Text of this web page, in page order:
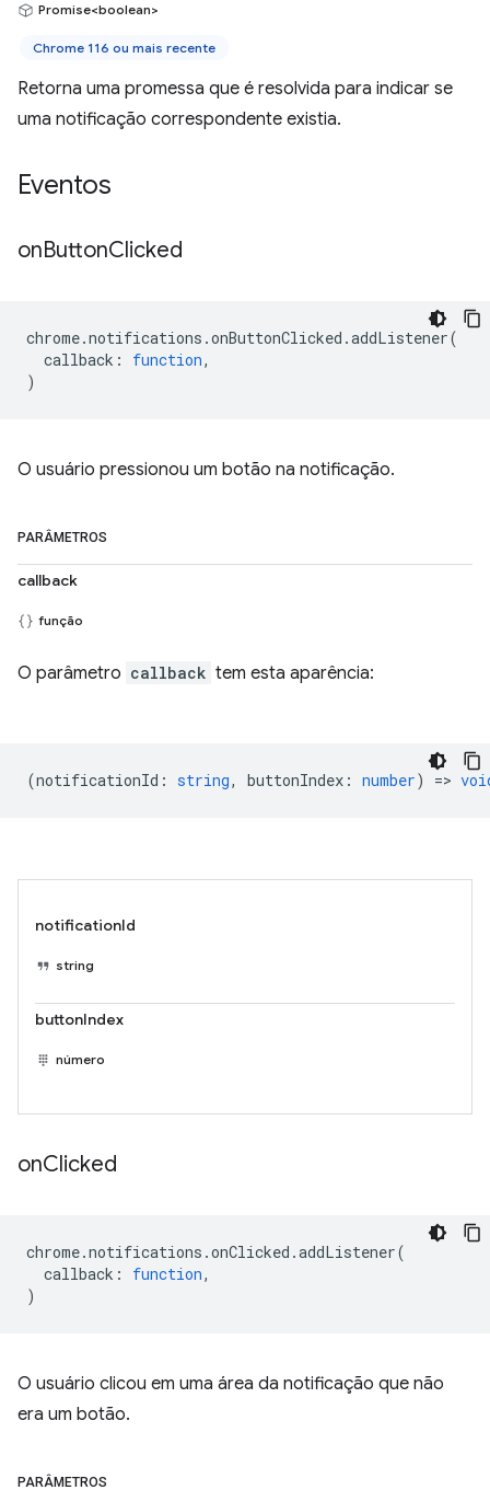
Promise<boolean>
Chrome 116 ou mais recente
Retorna uma promessa que é resolvida para indicar se
uma notificação correspondente existia.
Eventos
onButtonClicked
chrome.notifications .onButtonClicked .addListener(
callback : function,
)
O usuário pressionou um botão na notificação.
PARÂMETROS
callback
função
O parâmetro callback tem esta aparência:
(notificationId : string, buttonIndex : number) =>
notificationId
string
buttonIndex
número
onClicked
chrome.notifications .onClicked .addListener(
callback : function,
)
O usuário clicou em uma área da notificação que não
era um botão.
PARÂMETROS